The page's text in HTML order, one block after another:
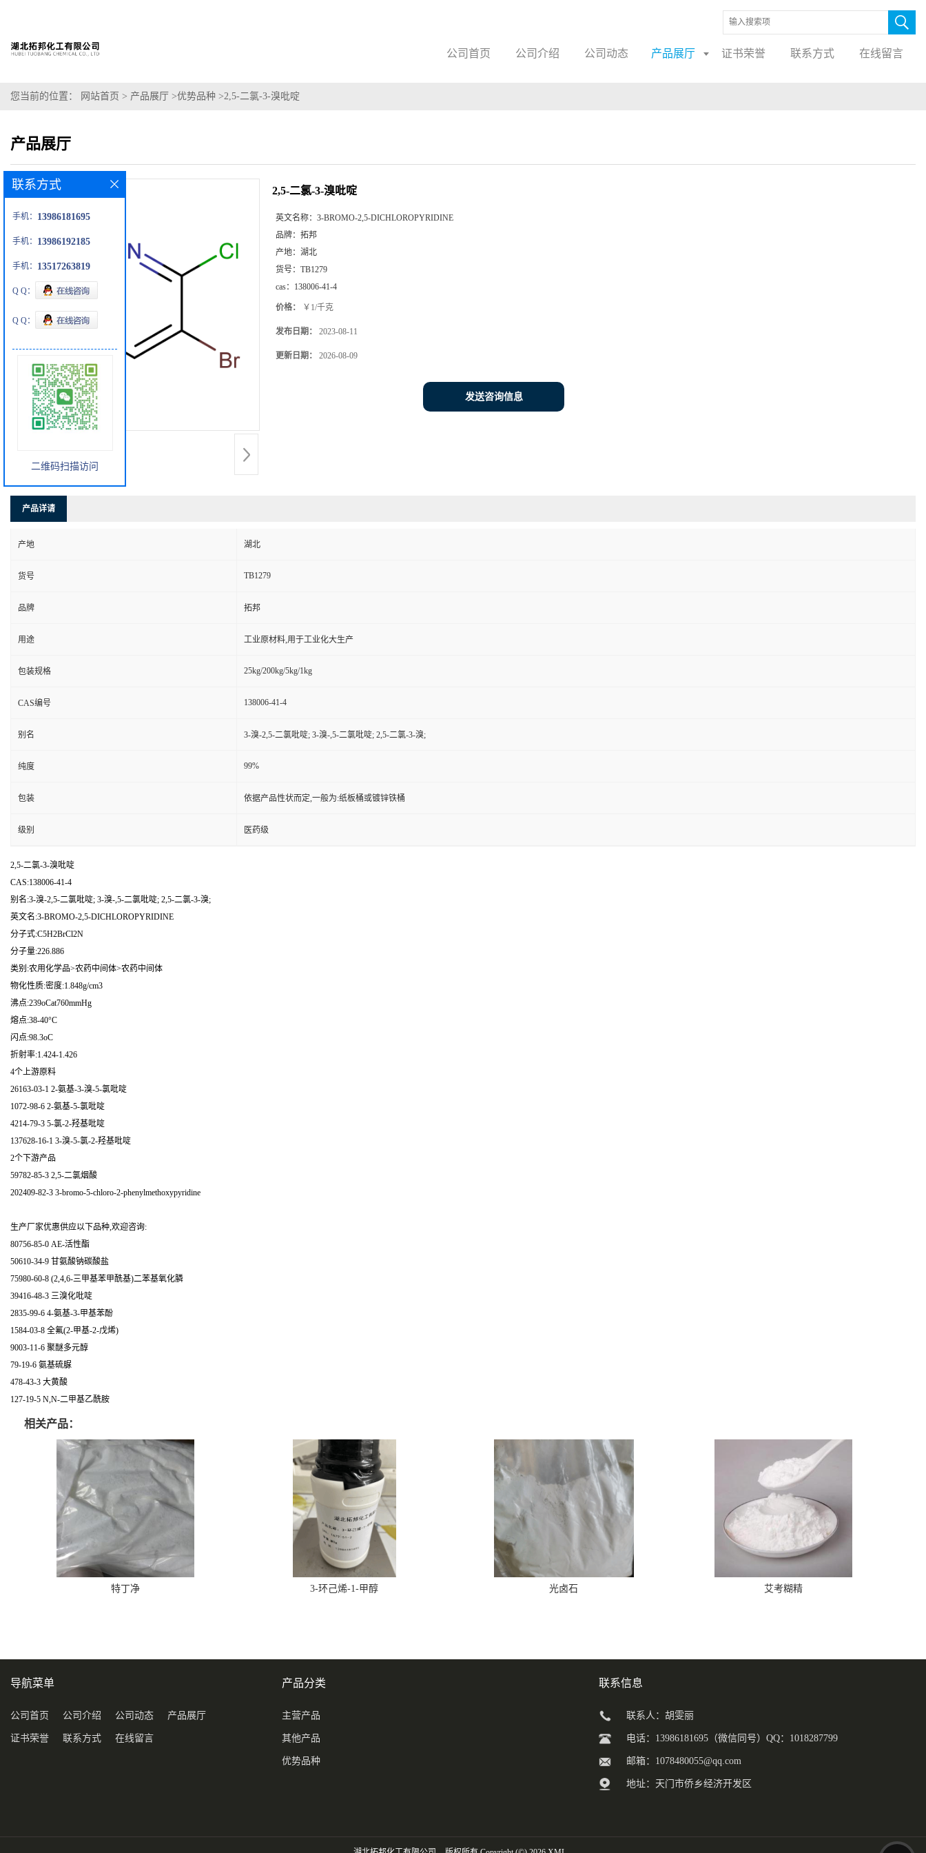
公司首页 公司介绍 公司动态 产品展厅 证书荣誉 联系方式 在线留言
您当前的位置： 网站首页 > 产品展厅 >优势品种 >2,5-二氯-3-溴吡啶
产品展厅
2,5-二氯-3-溴吡啶
英文名称： 3-BROMO-2,5-DICHLOROPYRIDINE
品牌： 拓邦
产地： 湖北
货号： TB1279
cas： 138006-41-4
价格： ￥1/千克
发布日期： 2023-08-11
更新日期： 2026-08-09
发送咨询信息
产品详请
产地 湖北
货号 TB1279
品牌 拓邦
用途 工业原材料,用于工业化大生产
包装规格 25kg/200kg/5kg/1kg
CAS编号 138006-41-4
别名 3-溴-2,5-二氯吡啶; 3-溴-,5-二氯吡啶; 2,5-二氯-3-溴;
纯度 99%
包装 依据产品性状而定,一般为:纸板桶或镀锌铁桶
级别 医药级
2,5-二氯-3-溴吡啶
CAS:138006-41-4
别名:3-溴-2,5-二氯吡啶; 3-溴-,5-二氯吡啶; 2,5-二氯-3-溴;
英文名:3-BROMO-2,5-DICHLOROPYRIDINE
分子式:C5H2BrCl2N
分子量:226.886
类别:农用化学品>农药中间体>农药中间体
物化性质:密度:1.848g/cm3
沸点:239oCat760mmHg
熔点:38-40°C
闪点:98.3oC
折射率:1.424-1.426
4个上游原料
26163-03-1 2-氨基-3-溴-5-氯吡啶
1072-98-6 2-氨基-5-氯吡啶
4214-79-3 5-氯-2-羟基吡啶
137628-16-1 3-溴-5-氯-2-羟基吡啶
2个下游产品
59782-85-3 2,5-二氯烟酸
202409-82-3 3-bromo-5-chloro-2-phenylmethoxypyridine
生产厂家优惠供应以下品种,欢迎咨询:
80756-85-0 AE-活性酯
50610-34-9 甘氨酸钠碳酸盐
75980-60-8 (2,4,6-三甲基苯甲酰基)二苯基氧化膦
39416-48-3 三溴化吡啶
2835-99-6 4-氨基-3-甲基苯酚
1584-03-8 全氟(2-甲基-2-戊烯)
9003-11-6 聚醚多元醇
79-19-6 氨基硫脲
478-43-3 大黄酸
127-19-5 N,N-二甲基乙酰胺
相关产品：
特丁净 3-环己烯-1-甲醇 光卤石 艾考糊精
联系方式
手机： 13986181695
手机： 13986192185
手机： 13517263819
Q Q：
Q Q：
二维码扫描访问
导航菜单
公司首页 公司介绍 公司动态 产品展厅
证书荣誉 联系方式 在线留言
产品分类
主营产品
其他产品
优势品种
联系信息
联系人：胡雯丽
电话：13986181695（微信同号）QQ：1018287799
邮箱： 1078480055@qq.com
地址：天门市侨乡经济开发区